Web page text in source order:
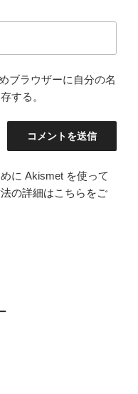
ブラウザーに自分の名
する。
に Akismet を使って
の詳細はこちらをご